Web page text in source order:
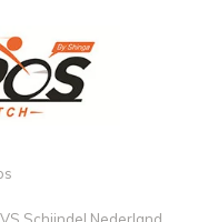
Schijndel Nederland